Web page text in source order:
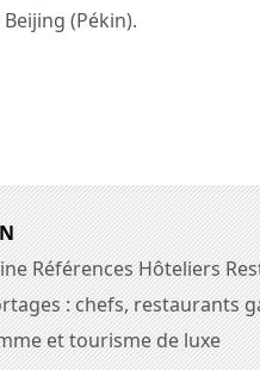
(Pékin).
Références Hôteliers
: chefs, restaurants
et tourisme de luxe